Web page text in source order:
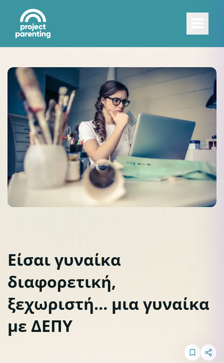
ΔΕΠ-Υ Σωματική & Ψυχική Υγεία
Είσαι γυναίκα
διαφορετική,
ξεχωριστή… μια γυναίκα
με ΔΕΠΥ